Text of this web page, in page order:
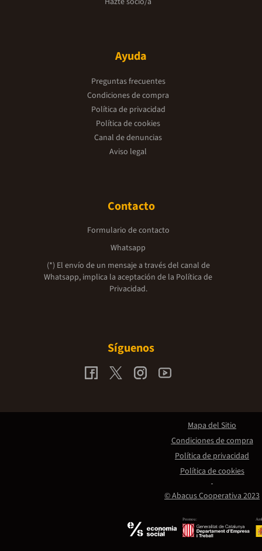
Ayuda
Preguntas frecuentes
Condiciones de compra
Política de privacidad
Política de cookies
Canal de denuncias
Aviso legal
Contacto
Formulario de contacto
Whatsapp
(*) El envío de un mensaje a través del canal de
Whatsapp, implica la aceptación de la Política de
Privacidad.
Síguenos
Promou:
© Abacus Cooperativa 2023
Mapa del Sitio
Condiciones de compra
Política de privacidad
Política de cookies